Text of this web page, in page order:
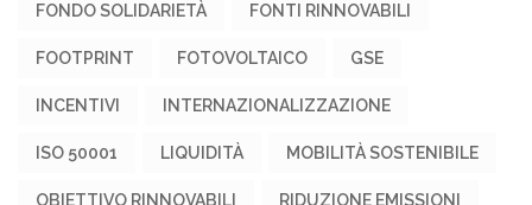
FONDO SOLIDARIETÀ FONTI RINNOVABILI
FOOTPRINT FOTOVOLTAICO GSE
INCENTIVI INTERNAZIONALIZZAZIONE
ISO 50001 LIQUIDITÀ MOBILITÀ SOSTENIBILE
OBIETTIVO RINNOVABILI RIDUZIONE EMISSIONI